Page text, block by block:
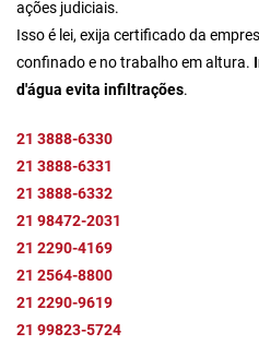
ações judiciais.
Isso é lei, exija certificado da
confinado e no trabalho em altura.
d'água evita infiltrações.
21 3888-6330
21 3888-6331
21 3888-6332
21 98472-2031
21 2290-4169
21 2564-8800
21 2290-9619
21 99823-5724